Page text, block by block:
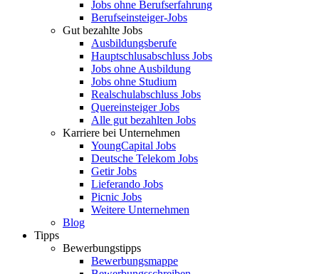
Jobs ohne Berufserfahrung
Berufseinsteiger-Jobs
Gut bezahlte Jobs
Ausbildungsberufe
Hauptschlusabschluss Jobs
Jobs ohne Ausbildung
Jobs ohne Studium
Realschulabschluss Jobs
Quereinsteiger Jobs
Alle gut bezahlten Jobs
Karriere bei Unternehmen
YoungCapital Jobs
Deutsche Telekom Jobs
Getir Jobs
Lieferando Jobs
Picnic Jobs
Weitere Unternehmen
Blog
Tipps
Bewerbungstipps
Bewerbungsmappe